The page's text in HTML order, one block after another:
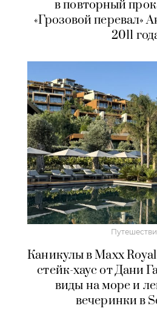
в повторный
«Грозовой перевал»
2011
Каникулы в Maxx
стейк-хаус от Дани
виды на море и
вечеринки в